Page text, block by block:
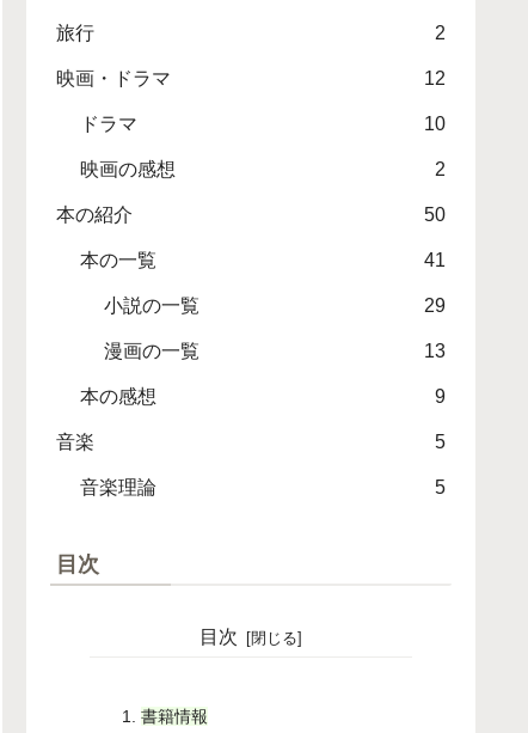
旅行 2
映画・ドラマ 12
ドラマ 10
映画の感想 2
本の紹介 50
本の一覧 41
小説の一覧 29
漫画の一覧 13
本の感想 9
音楽 5
音楽理論 5
目次
目次
書籍情報